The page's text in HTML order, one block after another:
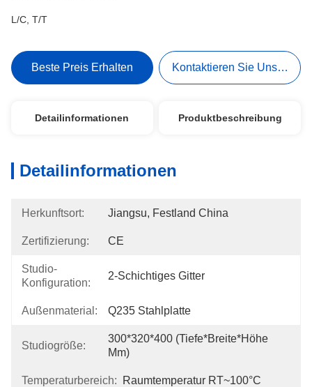
L/C, T/T
Beste Preis Erhalten Kontaktieren Sie Uns Jetzt
Detailinformationen Produktbeschreibung
Detailinformationen
Herkunftsort: Jiangsu, Festland China
Zertifizierung: CE
Studio-
Konfiguration:
2-Schichtiges Gitter
Außenmaterial: Q235 Stahlplatte
Studiogröße:
300*320*400 (Tiefe*Breite*Höhe
Mm)
Temperaturbereich: Raumtemperatur RT~100°C